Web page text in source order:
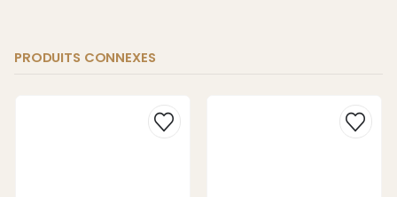
PRODUITS CONNEXES